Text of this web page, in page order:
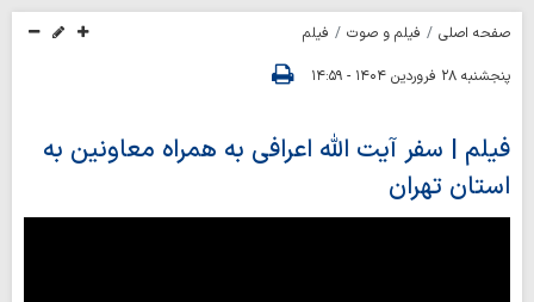
صفحه اصلی فیلم و صوت
فیلم
پنجشنبه ۲۸ فروردین ۱۴۰۴ - ۱۴:۵۹
فیلم | سفر آیت الله اعرافی به همراه معاونین به
استان تهران